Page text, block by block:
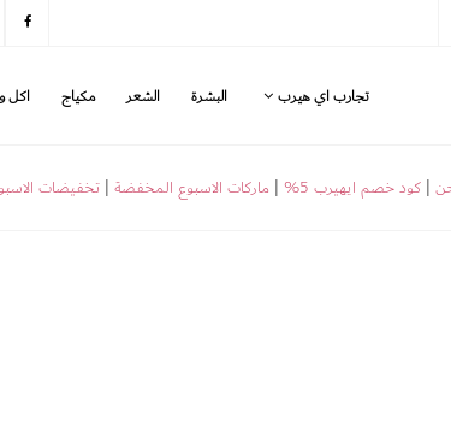
تجارب اي هيرب البشرة الشعر مكياج اكل
|كود خصم ايهيرب 5% | ماركات الاسبوع المخفضة |تخفيضات